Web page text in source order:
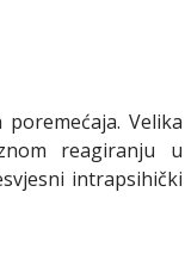
Velika
reagiranju u
intrapsihički